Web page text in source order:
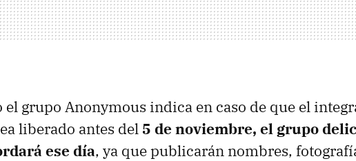
el grupo Anonymous indica en caso de que el
liberado antes del 5 de noviembre, el grupo
ese día, ya que publicarán nombres,